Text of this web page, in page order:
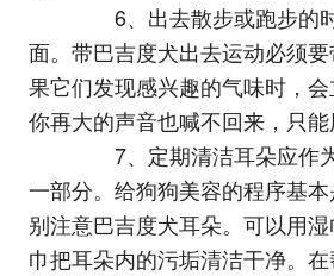
6、出去散步或跑步的
面。带巴吉度犬出去运动必须
果它们发现感兴趣的气味时，
你再大的声音也喊不回来，只能
7、定期清洁耳朵应作
一部分。给狗狗美容的程序基
别注意巴吉度犬耳朵。可以用
巾把耳朵内的污垢清洁干净。